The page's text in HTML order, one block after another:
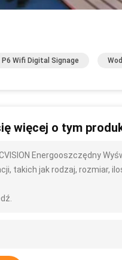
P6 Wifi Digital Signage
więcej o tym
Energooszczędny
takich jak rodzaj, rozmiar,